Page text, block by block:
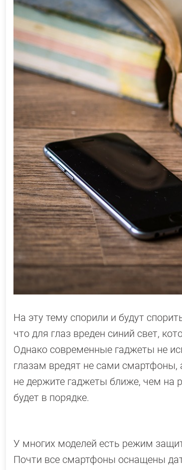
На эту тему спорили и будут
что для глаз вреден синий свет,
Однако современные гаджеты не
глазам вредят не сами смартфоны,
не держите гаджеты ближе, чем на
будет в порядке.
У многих моделей есть режим
Почти все смартфоны оснащены